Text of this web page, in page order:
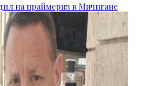
на праймериз в Мичигане